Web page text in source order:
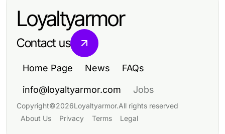
Capturing
Loyaltyarmor
Contact us
Home Page News FAQs
info@loyaltyarmor.com Jobs
Copyright©2026Loyaltyarmor.All rights reserved
About Us
Privacy Terms Legal